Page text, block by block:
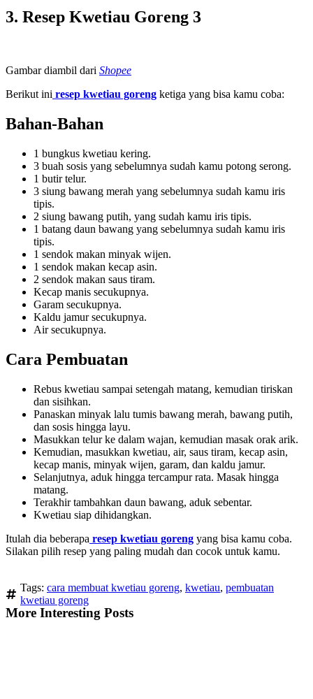
3. Resep Kwetiau Goreng 3
Gambar diambil dari Shopee
Berikut ini resep kwetiau goreng ketiga yang bisa kamu coba:
Bahan-Bahan
1 bungkus kwetiau kering.
3 buah sosis yang sebelumnya sudah kamu potong serong.
1 butir telur.
3 siung bawang merah yang sebelumnya sudah kamu iris
tipis.
2 siung bawang putih, yang sudah kamu iris tipis.
1 batang daun bawang yang sebelumnya sudah kamu iris
tipis.
1 sendok makan minyak wijen.
1 sendok makan kecap asin.
2 sendok makan saus tiram.
Kecap manis secukupnya.
Garam secukupnya.
Kaldu jamur secukupnya.
Air secukupnya.
Cara Pembuatan
Rebus kwetiau sampai setengah matang, kemudian tiriskan
dan sisihkan.
Panaskan minyak lalu tumis bawang merah, bawang putih,
dan sosis hingga layu.
Masukkan telur ke dalam wajan, kemudian masak orak arik.
Kemudian, masukkan kwetiau, air, saus tiram, kecap asin,
kecap manis, minyak wijen, garam, dan kaldu jamur.
Selanjutnya, aduk hingga tercampur rata. Masak hingga
matang.
Terakhir tambahkan daun bawang, aduk sebentar.
Kwetiau siap dihidangkan.
Itulah dia beberapa resep kwetiau goreng yang bisa kamu coba.
Silakan pilih resep yang paling mudah dan cocok untuk kamu.
Tags: cara membuat kwetiau goreng, kwetiau, pembuatan
kwetiau goreng
More Interesting Posts